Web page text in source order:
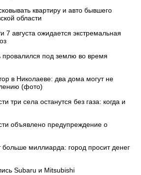
квартиру и авто бывшего
области
7 августа ожидается экстремальная
под землю во время
в Николаеве: два дома могут не
(фото)
три села останутся без газа: когда и
объявлено предупреждение о
больше миллиарда: город просит денег
Subaru и Mitsubishi